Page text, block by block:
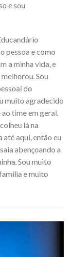
e sou
pessoa e como
a minha vida, e
Sou
do
muito agradecido
time em geral.
lá na
aqui, então eu
abençoando a
Sou muito
e muito